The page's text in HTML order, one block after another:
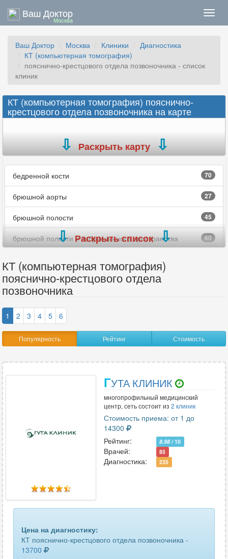
Ваш Доктор
Москва
Ваш Доктор Москва Клиники
Диагностика
КТ (компьютерная томография)
пояснично-крестцового отдела позвоночника - список
клиник
КТ (компьютерная томография) пояснично-
крестцового отдела позвоночника на карте
Раскрыть карту
бедренной кости 70
брюшной аорты 27
брюшной полости 45
брюшной полости и забрюшинного пространства 60
верхних конечностей (рук)
виртуальная колоноскопия
височных костей
внутреннего уха 13
всего позвоночника 12
глазницы
гортани
грудного отдела позвоночника 73
грудной аорты
двух челюстей
Раскрыть список
КТ (компьютерная томография)
пояснично-крестцового отдела
позвоночника
1 2 3 4 5 6
Популярность Рейтинг Стоимость
ГУТА КЛИНИК
многопрофильный медицинский
центр, сеть состоит из 2 клиник
Стоимость приема: от 1 до
14300
Рейтинг:
8.98 / 10
Врачей: 85
Диагностика: 235
Цена на диагностику:
КТ пояснично-крестцового отдела позвоночника -
13700